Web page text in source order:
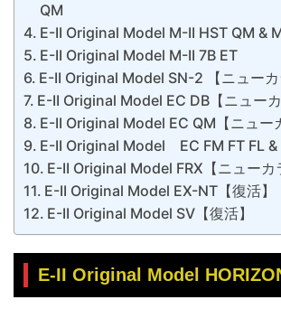
QM
E-II Original Model M-II HST QM &
E-II Original Model M-II 7B ET
E-II Original Model SN-2 【ニューカ
E-II Original Model EC DB【ニューカ
E-II Original Model EC QM【ニュー
E-II Original Model EC FM FT FL &
E-II Original Model FRX【ニューカ
E-II Original Model EX-NT【復活】
E-II Original Model SV【復活】
E-II Original Model